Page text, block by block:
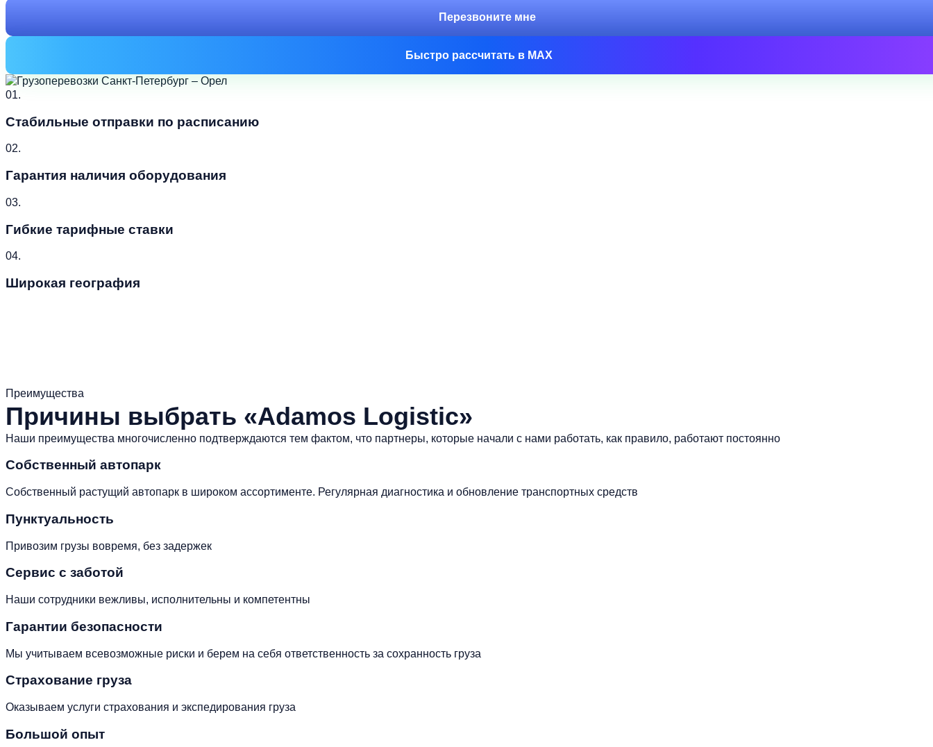
Перезвоните мне
Быстро рассчитать в MAX
01.
Стабильные отправки по расписанию
02.
Гарантия наличия оборудования
03.
Гибкие тарифные ставки
04.
Широкая география
Преимущества
Причины выбрать «Adamos Logistic»
Наши преимущества многочисленно подтверждаются тем фактом, что партнеры, которые начали с нами работать, как правило, работают постоянно
Собственный автопарк
Собственный растущий автопарк в широком ассортименте. Регулярная диагностика и обновление транспортных средств
Пунктуальность
Привозим грузы вовремя, без задержек
Сервис с заботой
Наши сотрудники вежливы, исполнительны и компетентны
Гарантии безопасности
Мы учитываем всевозможные риски и берем на себя ответственность за сохранность груза
Страхование груза
Оказываем услуги страхования и экспедирования груза
Большой опыт